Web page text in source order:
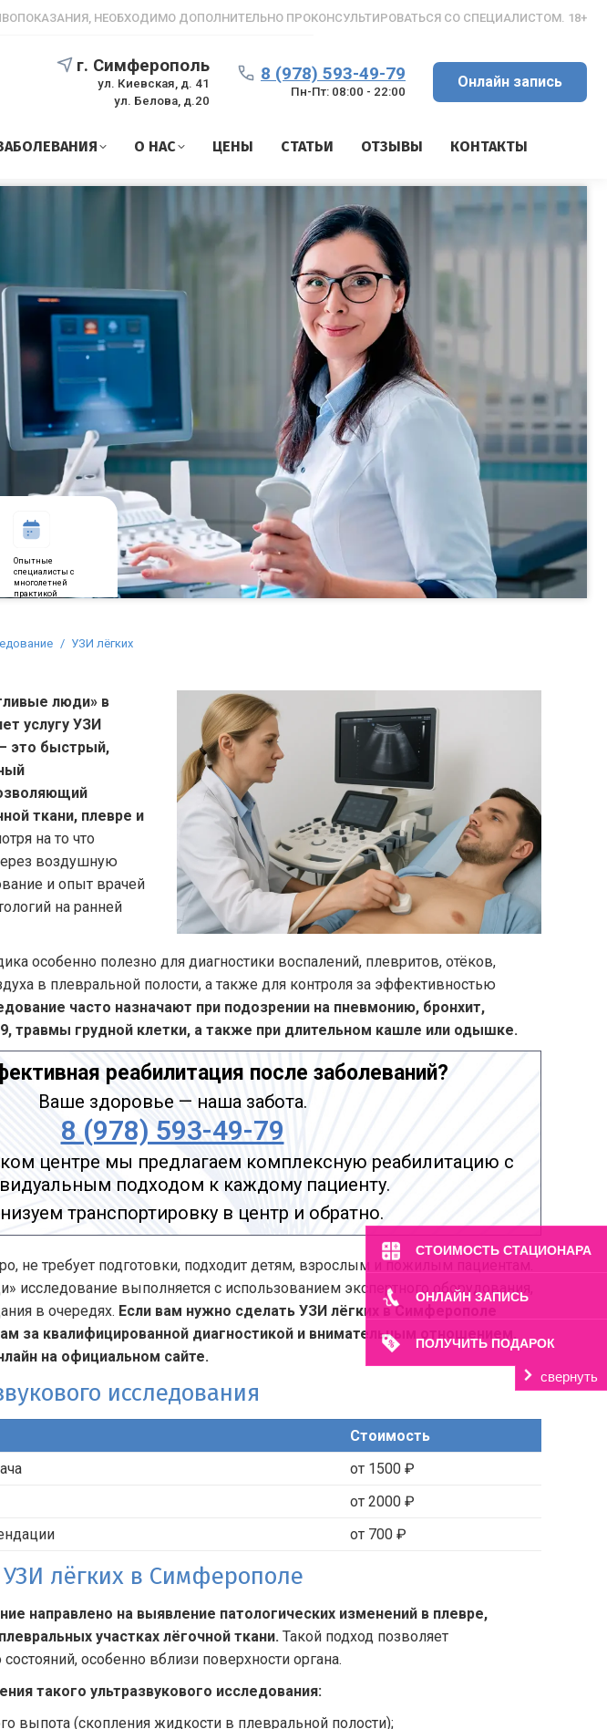
СТОИМОСТЬ СТАЦИОНАРА
ОНЛАЙН ЗАПИСЬ
ПОЛУЧИТЬ ПОДАРОК
свернуть
НЕОБХОДИМО ДОПОЛНИТЕЛЬНО ПРОКОНСУЛЬТИРОВАТЬСЯ СО СПЕЦИАЛИСТОМ. 18+
г. Симферополь
ул. Киевская, д. 41
ул. Белова, д.20
8 (978) 593-49-79
Пн-Пт: 08:00 - 22:00
Онлайн запись
О НАС ЦЕНЫ СТАТЬИ ОТЗЫВЫ КОНТАКТЫ
Опытные
специалисты с
многолетней
практикой
УЗИ лёгких
люди» в
услугу УЗИ
это быстрый,
ткани, плевре и
на то что
воздушную
и опыт врачей
на ранней
особенно полезно для диагностики воспалений, плевритов, отёков,
в плевральной полости, а также для контроля за эффективностью
часто назначают при подозрении на пневмонию, бронхит,
травмы грудной клетки, а также при длительном кашле или одышке.
реабилитация после заболеваний?
Ваше здоровье — наша забота.
8 (978) 593-49-79
центре мы предлагаем комплексную реабилитацию с
подходом к каждому пациенту.
транспортировку в центр и обратно.
не требует подготовки, подходит детям, взрослым и пожилым пациентам.
исследование выполняется с использованием экспертного оборудования,
в очередях. Если вам нужно сделать УЗИ лёгких в Симферополе
за квалифицированной диагностикой и внимательным отношением.
на официальном сайте.
исследования
Стоимость
от 1500 ₽
от 2000 ₽
от 700 ₽
лёгких в Симферополе
направлено на выявление патологических изменений в плевре,
участках лёгочной ткани. Такой подход позволяет
особенно вблизи поверхности органа.
такого ультразвукового исследования:
выпота (скопления жидкости в плевральной полости);